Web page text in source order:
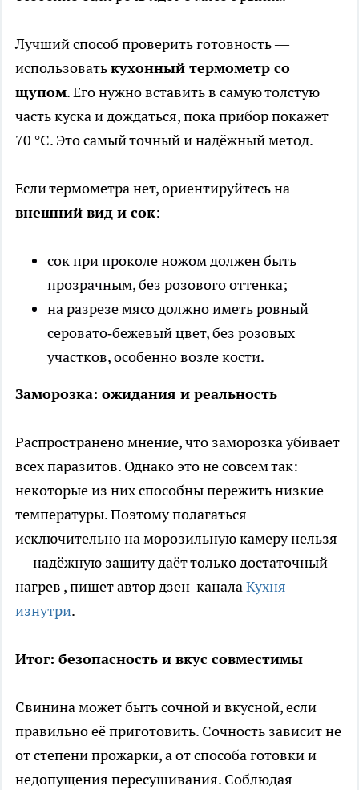
Лучший способ проверить готовность —
использоватькухонный термометр со
щупом. Его нужно вставить в самую толстую
часть куска и дождаться, пока прибор покажет
70 °C. Это самый точный и надёжный метод.
Если термометра нет, ориентируйтесь на
внешний вид и сок:
сок при проколе ножом должен быть
прозрачным, без розового оттенка;
на разрезе мясо должно иметь ровный
серовато‑бежевый цвет, без розовых
участков, особенно возле кости.
Заморозка: ожидания и реальность
Распространено мнение, что заморозка убивает
всех паразитов. Однако это не совсем так:
некоторые из них способны пережить низкие
температуры. Поэтому полагаться
исключительно на морозильную камеру нельзя
— надёжную защиту даёт только достаточный
нагрев , пишет автор дзен-каналаКухня
изнутри.
Итог: безопасность и вкус совместимы
Свинина может быть сочной и вкусной, если
правильно её приготовить. Сочность зависит не
от степени прожарки, а от способа готовки и
недопущения пересушивания. Соблюдая